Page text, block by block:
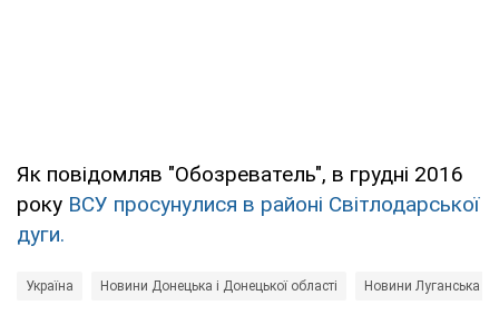
Як повідомляв "Обозреватель", в грудні 2016
року ВСУ просунулися в районі Світлодарської
дуги.
Україна Новини Донецька і Донецької області Новини Луганська і